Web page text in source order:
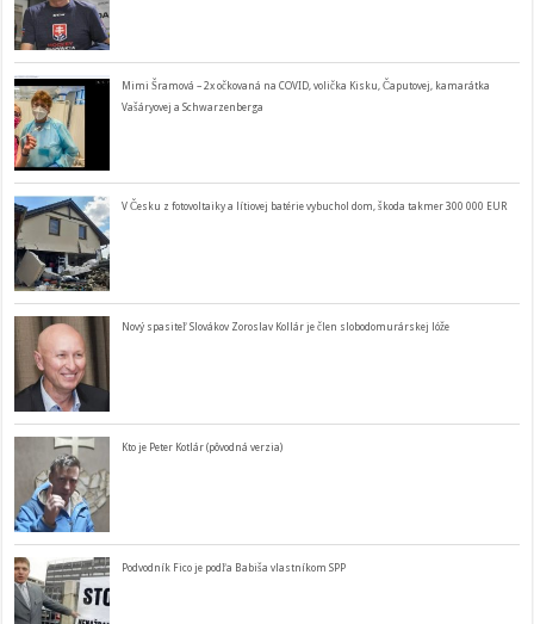
Mimi Šramová – 2x očkovaná na COVID, volička Kisku, Čaputovej, kamarátka
Vašáryovej a Schwarzenberga
V Česku z fotovoltaiky a lítiovej batérie vybuchol dom, škoda takmer 300 000 EUR
Nový spasiteľ Slovákov Zoroslav Kollár je člen slobodomurárskej lóže
Kto je Peter Kotlár (pôvodná verzia)
Podvodník Fico je podľa Babiša vlastníkom SPP